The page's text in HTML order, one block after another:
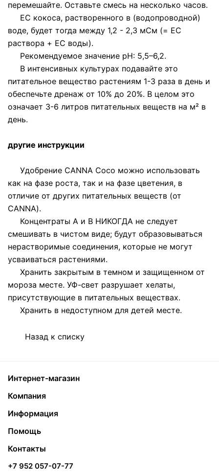
перемешайте. Оставьте смесь на несколько часов.
EC кокоса, растворенного в (водопроводной)
воде, будет тогда между 1,2 - 2,3 мСм (= EC
раствора + EC воды).
Рекомендуемое значение pH: 5,5–6,2.
В интенсивных культурах подавайте это
питательное вещество растениям 1-3 раза в день и
обеспечьте дренаж от 10% до 20%. В целом это
означает 3-6 литров питательных веществ на м² в
день.
другие инструкции
Удобрение CANNA Coco можно использовать
как на фазе роста, так и на фазе цветения, в
отличие от других питательных веществ (от
CANNA).
Концентраты A и B НИКОГДА не следует
смешивать в чистом виде; будут образовываться
нерастворимые соединения, которые не могут
усваиваться растениями.
Хранить закрытым в темном и защищенном от
мороза месте. УФ-свет разрушает хелаты,
присутствующие в питательных веществах.
Хранить в недоступном для детей месте.
Назад к списку
Интернет-магазин
Компания
Информация
Помощь
Контакты
+7 952 057-07-77